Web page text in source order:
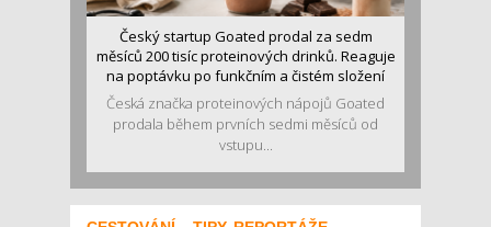
Český startup Goated prodal za sedm
měsíců 200 tisíc proteinových drinků. Reaguje
na poptávku po funkčním a čistém složení
Česká značka proteinových nápojů Goated
prodala během prvních sedmi měsíců od
vstupu...